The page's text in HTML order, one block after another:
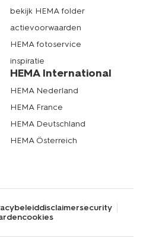
bekijk HEMA folder
actievoorwaarden
HEMA fotoservice
inspiratie
HEMA International
HEMA Nederland
HEMA France
HEMA Deutschland
HEMA Österreich
disclaimersecurity
cookies